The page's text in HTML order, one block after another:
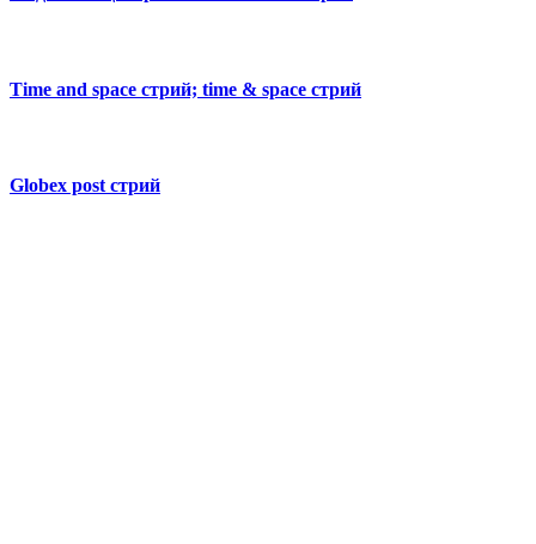
Time and space стрий; time & space стрий
Globex post стрий